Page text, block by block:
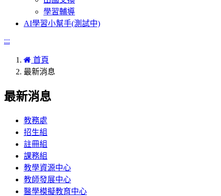
學習輔導
AI學習小幫手(測試中)
:::
首頁
最新消息
最新消息
教務處
招生組
註冊組
課務組
教學資源中心
教師發展中心
醫學模擬教育中心